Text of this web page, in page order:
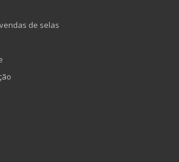
de selas